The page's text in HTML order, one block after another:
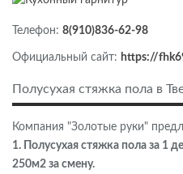
Телефон: 8(910)836-62-98
Официальный сайт: https://
Полусухая стяжка пола в
Компания "Золотые руки"
1. Полусухая стяжка пола за 1
250м2 за смену.